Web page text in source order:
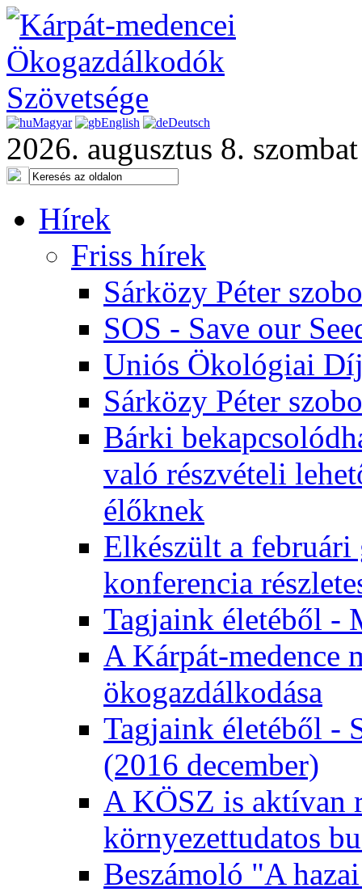
Magyar English Deutsch
2026. augusztus 8. szombat
Hírek
Friss hírek
Sárközy Péter
SOS - Save our
Uniós Ökológiai
Sárközy Péter
Bárki
való részvételi
élőknek
Elkészült a
konferencia
Tagjaink életéből -
A Kárpát-medence
ökogazdálkodása
Tagjaink életéből -
(2016 december)
A KÖSZ is aktívan
környezettudatos
Beszámoló "A